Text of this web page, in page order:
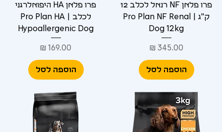
פרו פלאן NF רנאל לכלב 12
ק"ג | Pro Plan NF Renal
Dog 12kg
מחיר
הוספה לסל
פרו פלאן HA היפואלרגני
לכלב | Pro Plan HA
Hypoallergenic Dog
מחיר
הוספה לסל